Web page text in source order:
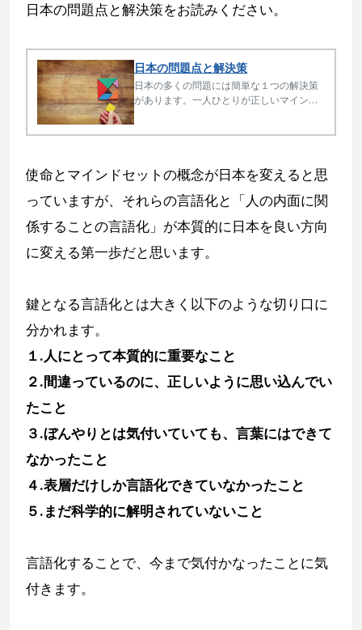
日本の問題点と解決策をお読みください。
日本の問題点と解決策
日本の多くの問題には簡単な１つの解決策
があります。一人ひとりが正しいマインド
使命とマインドセットの概念が日本を変えると思
っていますが、それらの言語化と「人の内面に関
係することの言語化」が本質的に日本を良い方向
に変える第一歩だと思います。
鍵となる言語化とは大きく以下のような切り口に
分かれます。
１.人にとって本質的に重要なこと
２.間違っているのに、正しいように思い込んでい
たこと
３.ぼんやりとは気付いていても、言葉にはできて
なかったこと
４.表層だけしか言語化できていなかったこと
５.まだ科学的に解明されていないこと
言語化することで、今まで気付かなったことに気
付きます。